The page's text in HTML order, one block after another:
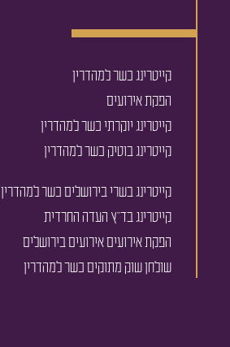
קייטרינג כשר למהדרין
הפקת אירועים
קייטרינג יוקרתי כשר למהדרין
קייטרינג בוטיק כשר למהדרין
קייטרינג בשרי בירושלים כשר למהדרין
קייטרינג בד''ץ העדה החרדית
הפקת אירועים אירועים בירושלים
שולחן שוק מתוקים כשר למהדרין